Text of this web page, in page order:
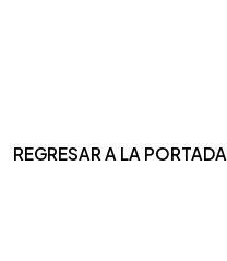
REGRESAR A LA PORTADA